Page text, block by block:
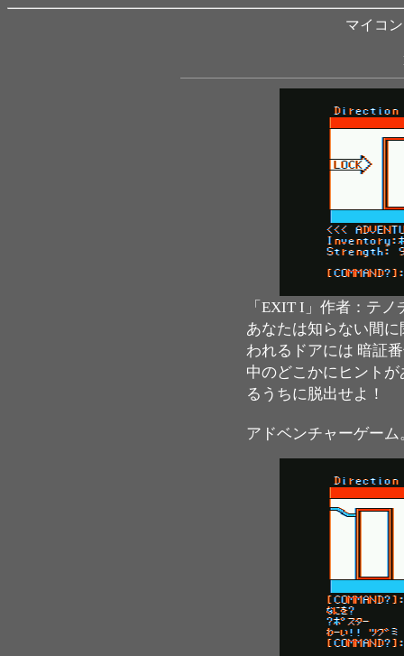
マイコ
「EXIT I」作者：テ
あなたは知らない間
われるドアには 暗証
中のどこかにヒント
るうちに脱出せよ！
アドベンチャーゲー